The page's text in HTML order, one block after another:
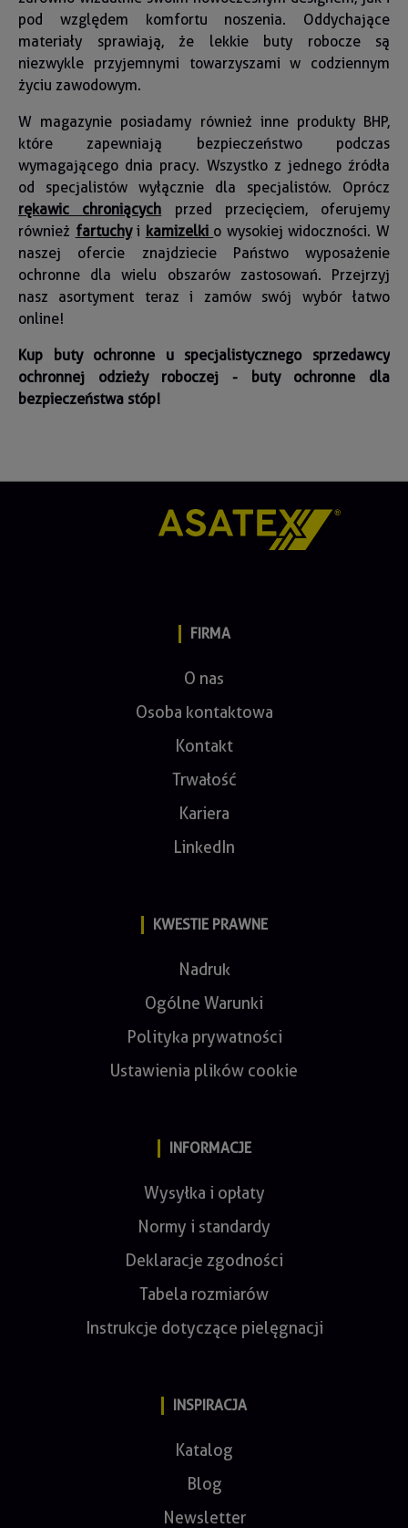
pod względem komfortu noszenia. Oddychające
materiały sprawiają, że lekkie buty robocze są
niezwykle przyjemnymi towarzyszami w codziennym
życiu zawodowym.
W magazynie posiadamy również inne produkty BHP,
które zapewniają bezpieczeństwo podczas
wymagającego dnia pracy. Wszystko z jednego źródła
od specjalistów wyłącznie dla specjalistów. Oprócz
rękawic chroniących przed przecięciem, oferujemy
również fartuchyi kamizelki o wysokiej widoczności. W
naszej ofercie znajdziecie Państwo wyposażenie
ochronne dla wielu obszarów zastosowań. Przejrzyj
nasz asortyment teraz i zamów swój wybór łatwo
online!
Kup buty ochronne u specjalistycznego sprzedawcy
ochronnej odzieży roboczej - buty ochronne dla
bezpieczeństwa stóp!
FIRMA
O nas
Osoba kontaktowa
Kontakt
Trwałość
Kariera
LinkedIn
KWESTIE PRAWNE
Nadruk
Ogólne Warunki
Polityka prywatności
Ustawienia plików cookie
INFORMACJE
Wysyłka i opłaty
Normy i standardy
Deklaracje zgodności
Tabela rozmiarów
Instrukcje dotyczące pielęgnacji
INSPIRACJA
Katalog
Blog
Newsletter